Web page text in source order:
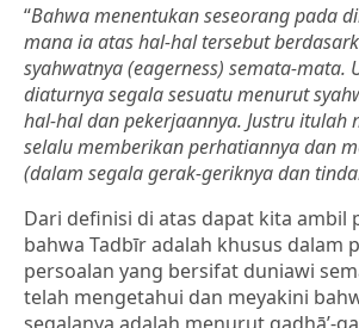
“Bahwa menentukan seseorang pada
mana ia atas hal-hal tersebut
syahwatnya (eagerness) semata-mata.
diaturnya segala sesuatu menurut
hal-hal dan pekerjaannya. Justru itulah
selalu memberikan perhatiannya dan
(dalam segala gerak-geriknya dan
Dari definisi di atas dapat kita ambil
bahwa Tadbīr adalah khusus dalam
persoalan yang bersifat duniawi
telah mengetahui dan meyakini